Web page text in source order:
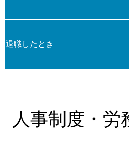
退職したとき
人事制度・